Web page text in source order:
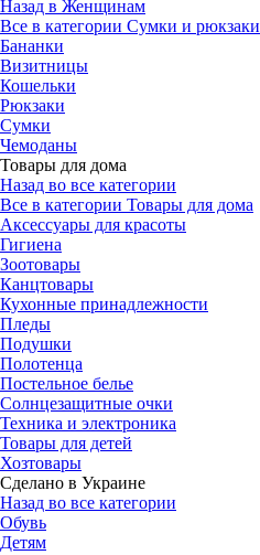
Назад в Женщинам
Все в категории Сумки и рюкзаки
Бананки
Визитницы
Кошельки
Рюкзаки
Сумки
Чемоданы
Товары для дома
Назад во все категории
Все в категории Товары для дома
Аксессуары для красоты
Гигиена
Зоотовары
Канцтовары
Кухонные принадлежности
Пледы
Подушки
Полотенца
Постельное белье
Солнцезащитные очки
Техника и электроника
Товары для детей
Хозтовары
Сделано в Украине
Назад во все категории
Обувь
Детям